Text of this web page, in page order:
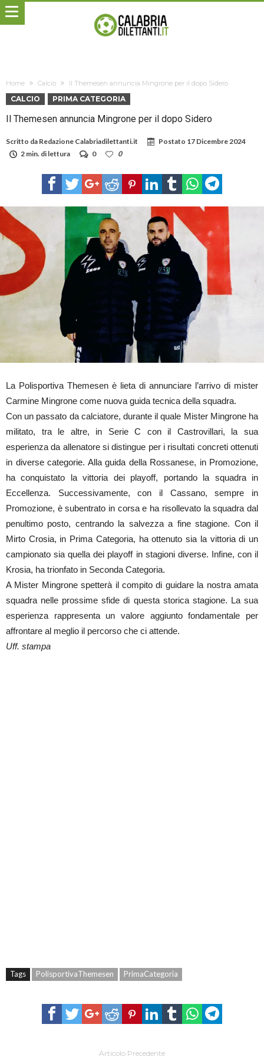
Home Calcio Il Themesen annuncia Mingrone per il dopo Sidero
CALCIO PRIMA CATEGORIA
Il Themesen annuncia Mingrone per il dopo Sidero
Scritto da Redazione Calabriadilettanti.it Postato 17 Dicembre 2024
2 min. di lettura
0 0
La Polisportiva Themesen è lieta di annunciare l’arrivo di mister
Carmine Mingrone come nuova guida tecnica della squadra.
Con un passato da calciatore, durante il quale Mister Mingrone ha
militato, tra le altre, in Serie C con il Castrovillari, la sua
esperienza da allenatore si distingue per i risultati concreti ottenuti
in diverse categorie. Alla guida della Rossanese, in Promozione,
ha conquistato la vittoria dei playoff, portando la squadra in
Eccellenza. Successivamente, con il Cassano, sempre in
Promozione, è subentrato in corsa e ha risollevato la squadra dal
penultimo posto, centrando la salvezza a fine stagione. Con il
Mirto Crosia, in Prima Categoria, ha ottenuto sia la vittoria di un
campionato sia quella dei playoff in stagioni diverse. Infine, con il
Krosia, ha trionfato in Seconda Categoria.
A Mister Mingrone spetterà il compito di guidare la nostra amata
squadra nelle prossime sfide di questa storica stagione. La sua
esperienza rappresenta un valore aggiunto fondamentale per
affrontare al meglio il percorso che ci attende.
Uff. stampa
Tags PolisportivaThemesen PrimaCategoria
Articolo Precedente